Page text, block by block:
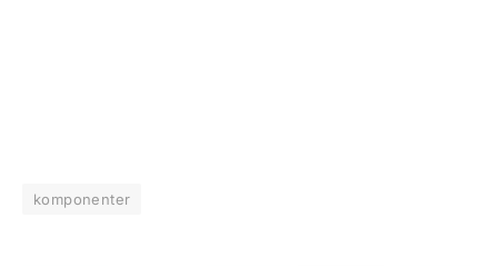
komponenter